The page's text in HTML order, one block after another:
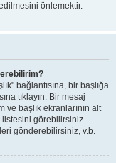
önlemektir.
bağlantısına, bir başlığa
tıklayın. Bir mesaj
ve başlık ekranlarının alt
listesini görebilirsiniz.
gönderebilirsiniz, v.b.